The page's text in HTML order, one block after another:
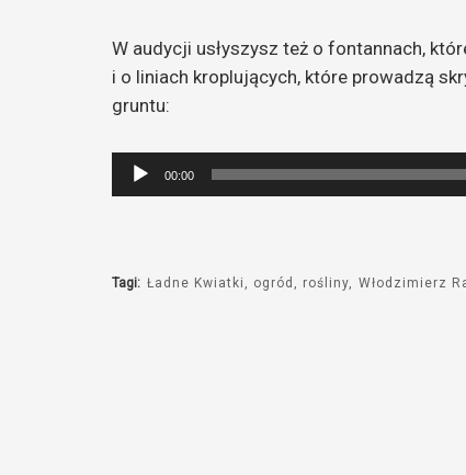
W audycji usłyszysz też o fontannach,
i o liniach kroplujących, które prowadzą
gruntu:
Odtwarzacz
plików
00:00
Tagi: Ładne Kwiatki ogród rośliny Włodzimierz